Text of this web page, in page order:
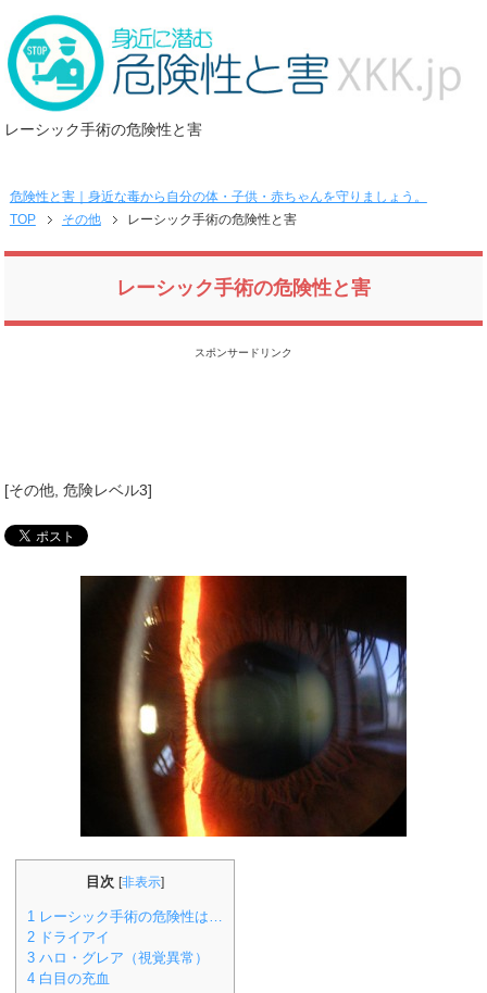
レーシック手術の危険性と害
危険性と害｜身近な毒から自分の体・子供・赤ちゃんを守りましょう。
TOP
その他 レーシック手術の危険性と害
レーシック手術の危険性と害
スポンサードリンク
[その他 ,危険レベル3]
目次 [非表示]
1 レーシック手術の危険性は…
2 ドライアイ
3 ハロ・グレア（視覚異常）
4 白目の充血